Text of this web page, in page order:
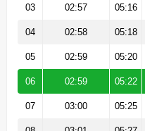
03 02:57 05:16
04 02:58 05:18
05 02:59 05:20
06 02:59 05:22
07 03:00 05:25